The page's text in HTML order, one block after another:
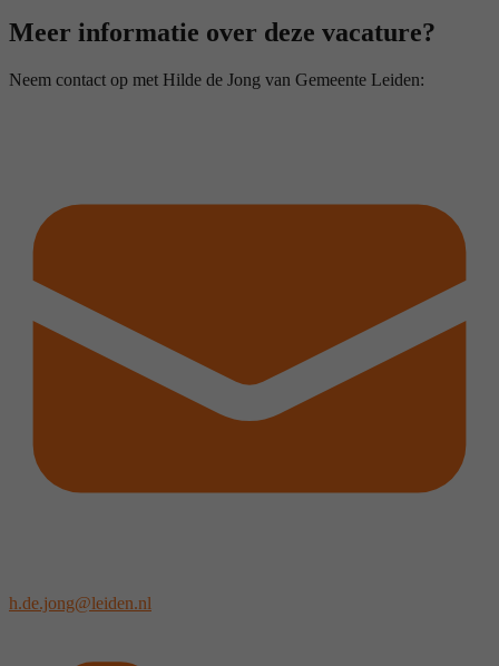
Meer informatie over deze vacature?
Neem contact op met Hilde de Jong van Gemeente Leiden:
h.de.jong@leiden.nl